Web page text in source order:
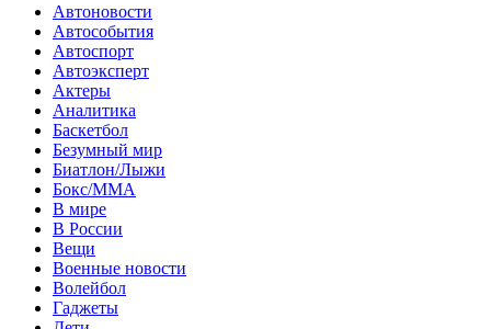
Автоновости
Автособытия
Автоспорт
Автоэксперт
Актеры
Аналитика
Баскетбол
Безумный мир
Биатлон/Лыжи
Бокс/MMA
В мире
В России
Вещи
Военные новости
Волейбол
Гаджеты